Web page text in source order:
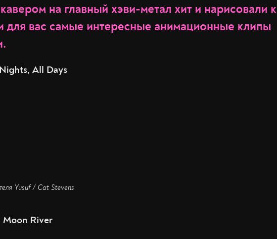
на главный хэви-метал хит и нарисовали к
для вас самые интересные анимационные клипы
All Days
Yusuf / Cat Stevens
River